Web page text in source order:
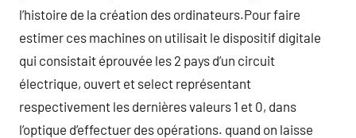
l’histoire de la création des ordinateurs.Pour faire
estimer ces machines on utilisait le dispositif digitale
qui consistait éprouvée les 2 pays d’un circuit
électrique, ouvert et select représentant
respectivement les dernières valeurs 1 et 0, dans
l’optique d’effectuer des opérations. quand on laisse